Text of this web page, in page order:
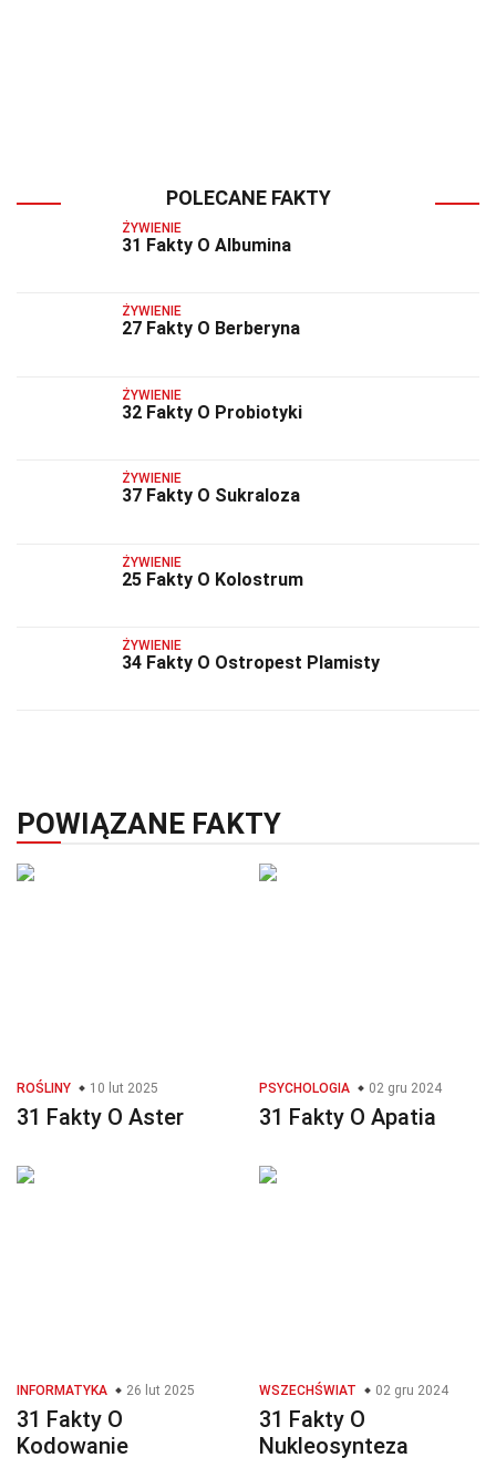
POLECANE FAKTY
ŻYWIENIE
31 Fakty O Albumina
ŻYWIENIE
27 Fakty O Berberyna
ŻYWIENIE
32 Fakty O Probiotyki
ŻYWIENIE
37 Fakty O Sukraloza
ŻYWIENIE
25 Fakty O Kolostrum
ŻYWIENIE
34 Fakty O Ostropest Plamisty
POWIĄZANE FAKTY
ROŚLINY 10 lut 2025
31 Fakty O Aster
PSYCHOLOGIA 02 gru 2024
31 Fakty O Apatia
INFORMATYKA 26 lut 2025
31 Fakty O
Kodowanie
WSZECHŚWIAT 02 gru 2024
31 Fakty O
Nukleosynteza